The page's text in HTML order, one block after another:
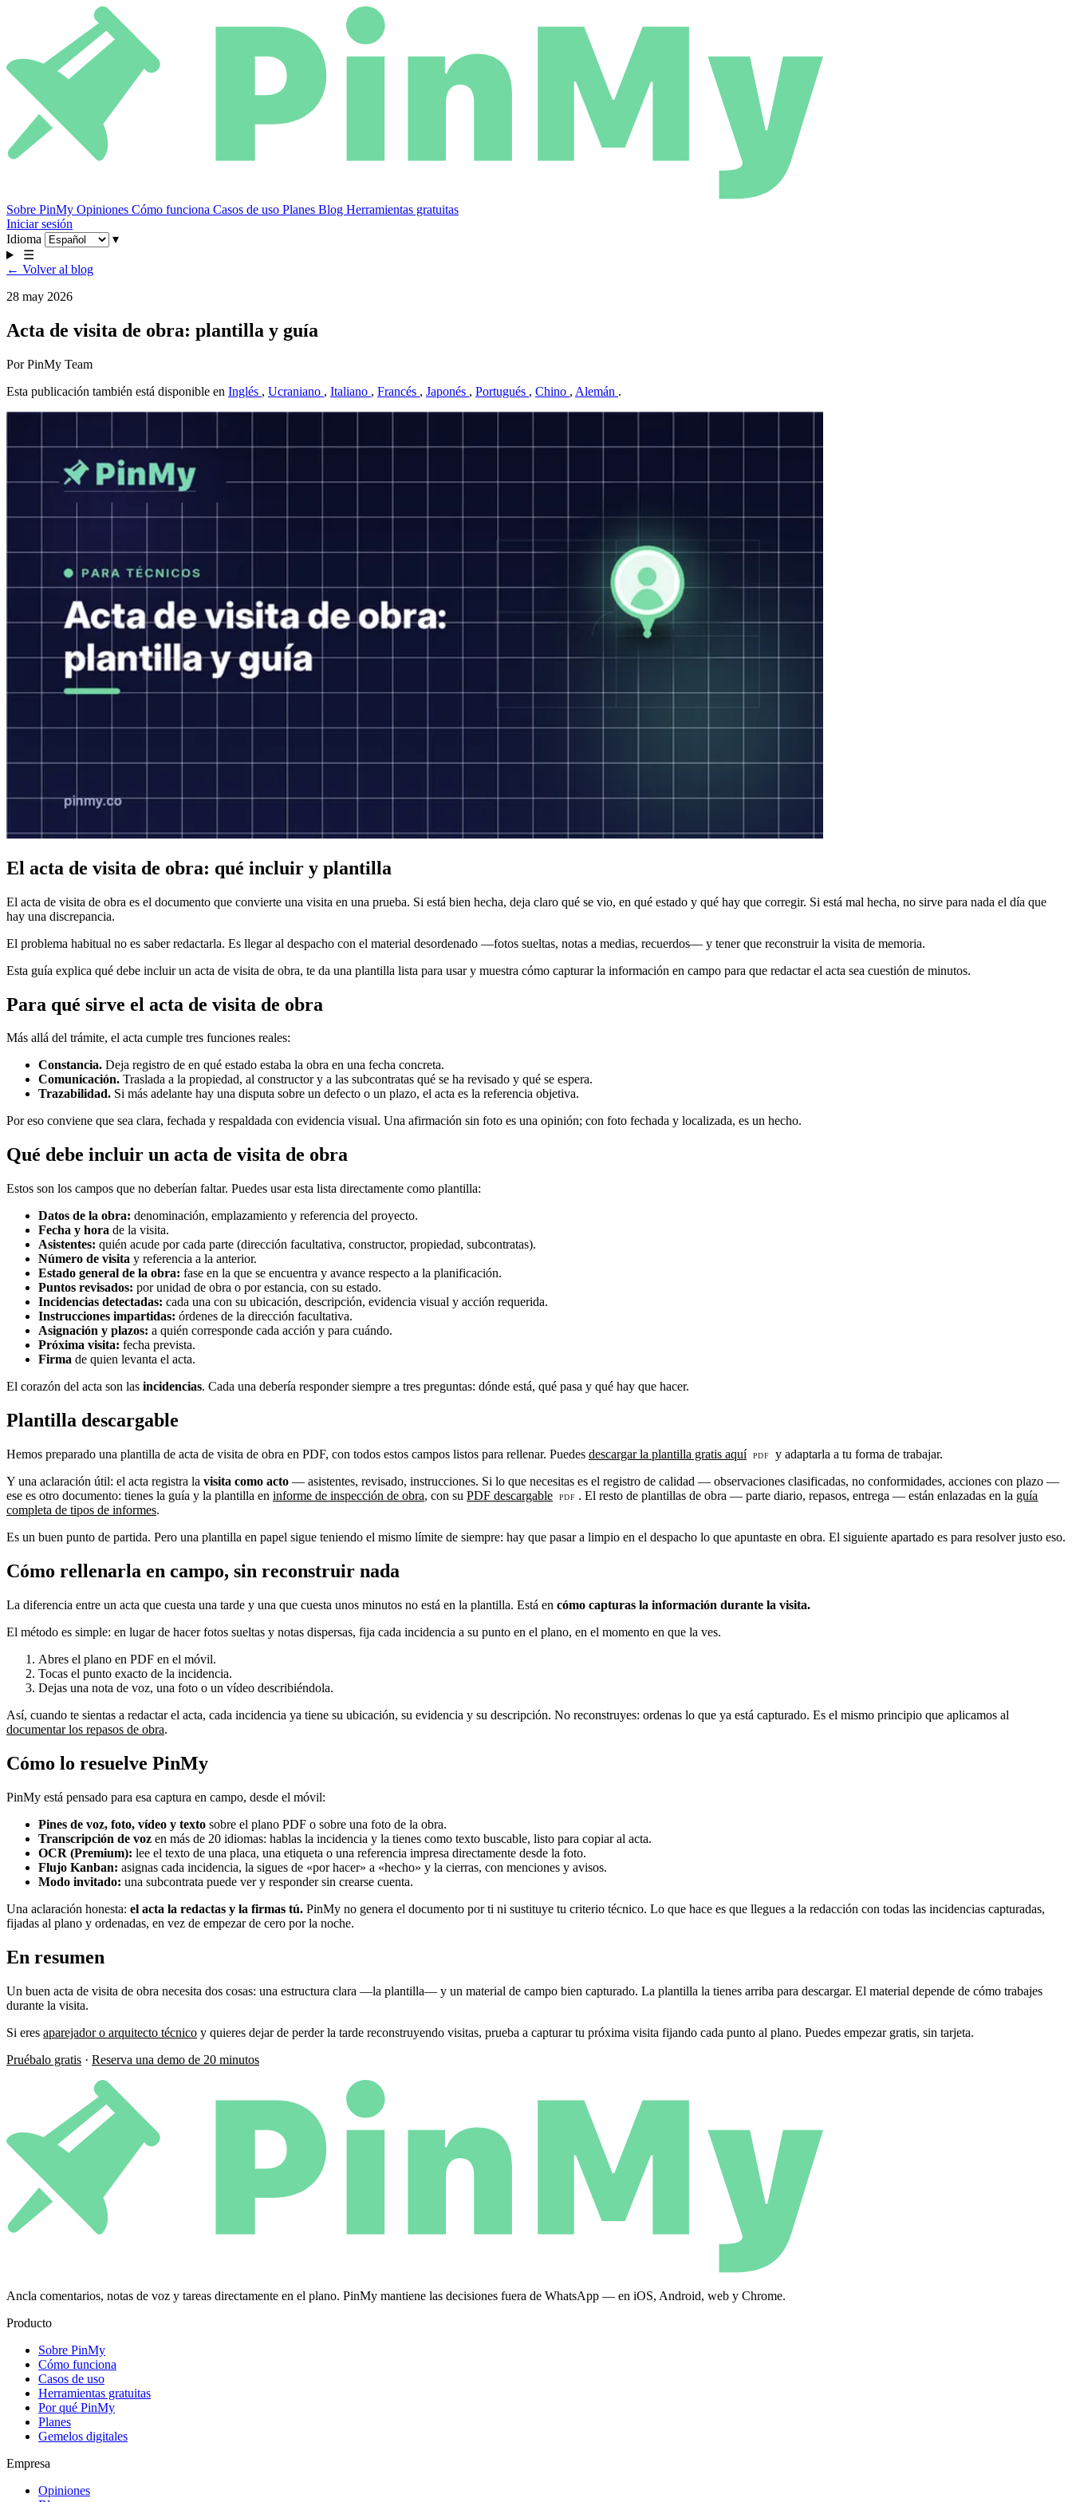
Sobre PinMy Opiniones Cómo funciona Casos de uso Planes Blog Herramientas gratuitas
Iniciar sesión
Idioma
▾
☰
← Volver al blog
28 may 2026
Acta de visita de obra: plantilla y guía
Por PinMy Team
Esta publicación también está disponible en Inglés , Ucraniano , Italiano , Francés , Japonés , Portugués , Chino , Alemán .
El acta de visita de obra: qué incluir y plantilla
El acta de visita de obra es el documento que convierte una visita en una prueba. Si está bien hecha, deja claro qué se vio, en qué estado y qué hay que corregir. Si está mal hecha, no sirve para nada el día que
hay una discrepancia.
El problema habitual no es saber redactarla. Es llegar al despacho con el material desordenado —fotos sueltas, notas a medias, recuerdos— y tener que reconstruir la visita de memoria.
Esta guía explica qué debe incluir un acta de visita de obra, te da una plantilla lista para usar y muestra cómo capturar la información en campo para que redactar el acta sea cuestión de minutos.
Para qué sirve el acta de visita de obra
Más allá del trámite, el acta cumple tres funciones reales:
Constancia. Deja registro de en qué estado estaba la obra en una fecha concreta.
Comunicación. Traslada a la propiedad, al constructor y a las subcontratas qué se ha revisado y qué se espera.
Trazabilidad. Si más adelante hay una disputa sobre un defecto o un plazo, el acta es la referencia objetiva.
Por eso conviene que sea clara, fechada y respaldada con evidencia visual. Una afirmación sin foto es una opinión; con foto fechada y localizada, es un hecho.
Qué debe incluir un acta de visita de obra
Estos son los campos que no deberían faltar. Puedes usar esta lista directamente como plantilla:
Datos de la obra: denominación, emplazamiento y referencia del proyecto.
Fecha y hora de la visita.
Asistentes: quién acude por cada parte (dirección facultativa, constructor, propiedad, subcontratas).
Número de visita y referencia a la anterior.
Estado general de la obra: fase en la que se encuentra y avance respecto a la planificación.
Puntos revisados: por unidad de obra o por estancia, con su estado.
Incidencias detectadas: cada una con su ubicación, descripción, evidencia visual y acción requerida.
Instrucciones impartidas: órdenes de la dirección facultativa.
Asignación y plazos: a quién corresponde cada acción y para cuándo.
Próxima visita: fecha prevista.
Firma de quien levanta el acta.
El corazón del acta son las incidencias. Cada una debería responder siempre a tres preguntas: dónde está, qué pasa y qué hay que hacer.
Plantilla descargable
Hemos preparado una plantilla de acta de visita de obra en PDF, con todos estos campos listos para rellenar. Puedes descargar la plantilla gratis aquí
y adaptarla a tu forma de trabajar.
Y una aclaración útil: el acta registra la visita como acto — asistentes, revisado, instrucciones. Si lo que necesitas es el registro de calidad — observaciones clasificadas, no conformidades, acciones con plazo —
ese es otro documento: tienes la guía y la plantilla en informe de inspección de obra, con su PDF descargable . El resto de plantillas de obra — parte diario, repasos, entrega — están enlazadas en la guía
completa de tipos de informes.
Es un buen punto de partida. Pero una plantilla en papel sigue teniendo el mismo límite de siempre: hay que pasar a limpio en el despacho lo que apuntaste en obra. El siguiente apartado es para resolver justo eso.
Cómo rellenarla en campo, sin reconstruir nada
La diferencia entre un acta que cuesta una tarde y una que cuesta unos minutos no está en la plantilla. Está en cómo capturas la información durante la visita.
El método es simple: en lugar de hacer fotos sueltas y notas dispersas, fija cada incidencia a su punto en el plano, en el momento en que la ves.
Abres el plano en PDF en el móvil.
Tocas el punto exacto de la incidencia.
Dejas una nota de voz, una foto o un vídeo describiéndola.
Así, cuando te sientas a redactar el acta, cada incidencia ya tiene su ubicación, su evidencia y su descripción. No reconstruyes: ordenas lo que ya está capturado. Es el mismo principio que aplicamos al
documentar los repasos de obra.
Cómo lo resuelve PinMy
PinMy está pensado para esa captura en campo, desde el móvil:
Pines de voz, foto, vídeo y texto sobre el plano PDF o sobre una foto de la obra.
Transcripción de voz en más de 20 idiomas: hablas la incidencia y la tienes como texto buscable, listo para copiar al acta.
OCR (Premium): lee el texto de una placa, una etiqueta o una referencia impresa directamente desde la foto.
Flujo Kanban: asignas cada incidencia, la sigues de «por hacer» a «hecho» y la cierras, con menciones y avisos.
Modo invitado: una subcontrata puede ver y responder sin crearse cuenta.
Una aclaración honesta: el acta la redactas y la firmas tú. PinMy no genera el documento por ti ni sustituye tu criterio técnico. Lo que hace es que llegues a la redacción con todas las incidencias capturadas,
fijadas al plano y ordenadas, en vez de empezar de cero por la noche.
En resumen
Un buen acta de visita de obra necesita dos cosas: una estructura clara —la plantilla— y un material de campo bien capturado. La plantilla la tienes arriba para descargar. El material depende de cómo trabajes
durante la visita.
Si eres aparejador o arquitecto técnico y quieres dejar de perder la tarde reconstruyendo visitas, prueba a capturar tu próxima visita fijando cada punto al plano. Puedes empezar gratis, sin tarjeta.
Pruébalo gratis · Reserva una demo de 20 minutos
Ancla comentarios, notas de voz y tareas directamente en el plano. PinMy mantiene las decisiones fuera de WhatsApp — en iOS, Android, web y Chrome.
Producto
Sobre PinMy
Cómo funciona
Casos de uso
Herramientas gratuitas
Por qué PinMy
Planes
Gemelos digitales
Empresa
Opiniones